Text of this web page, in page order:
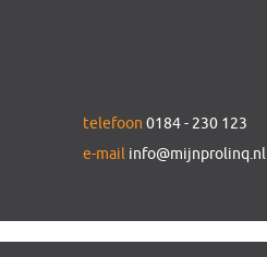
telefoon 0184 - 230 123
e-mail info@mijnprolinq.nl